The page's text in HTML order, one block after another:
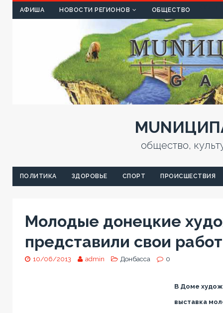
АФИША НОВОСТИ РЕГИОНОВ ОБЩЕСТВО
общество,
ПОЛИТИКА ЗДОРОВЬЕ СПОРТ ПРОИСШЕСТВИЯ
Молодые донецкие
представили свои
10/06/2013 admin Донбасса 0
В Доме
выставка